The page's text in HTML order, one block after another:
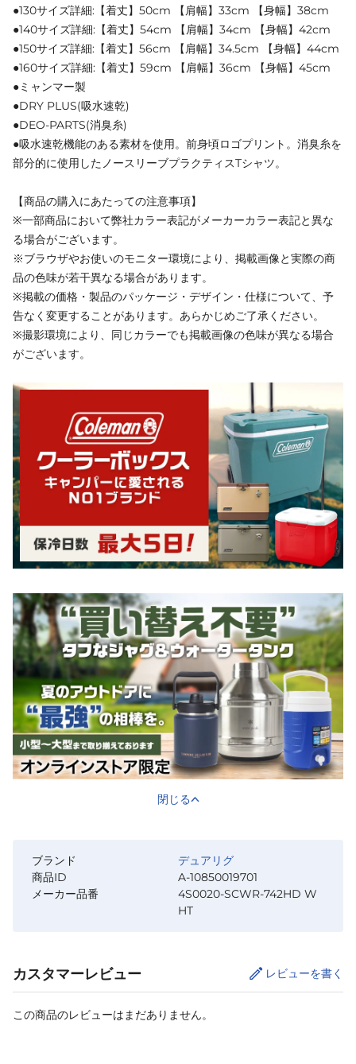
●130サイズ詳細:【着丈】50cm 【肩幅】33cm 【身幅】38cm
●140サイズ詳細:【着丈】54cm 【肩幅】34cm 【身幅】42cm
●150サイズ詳細:【着丈】56cm 【肩幅】34.5cm 【身幅】44cm
●160サイズ詳細:【着丈】59cm 【肩幅】36cm 【身幅】45cm
●ミャンマー製
●DRY PLUS(吸水速乾)
●DEO-PARTS(消臭糸)
●吸水速乾機能のある素材を使用。前身頃ロゴプリント。消臭糸を
部分的に使用したノースリーブプラクティスTシャツ。
【商品の購入にあたっての注意事項】
※一部商品において弊社カラー表記がメーカーカラー表記と異な
る場合がございます。
※ブラウザやお使いのモニター環境により、掲載画像と実際の商
品の色味が若干異なる場合があります。
※掲載の価格・製品のパッケージ・デザイン・仕様について、予
告なく変更することがあります。あらかじめご了承ください。
※撮影環境により、同じカラーでも掲載画像の色味が異なる場合
がございます。
閉じる
ブランド
デュアリグ
商品ID
A-10850019701
メーカー品番
4S0020-SCWR-742HD W
HT
カスタマーレビュー レビューを書く
この商品のレビューはまだありません。